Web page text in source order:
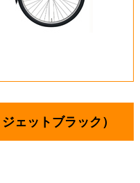
ェットブラック）